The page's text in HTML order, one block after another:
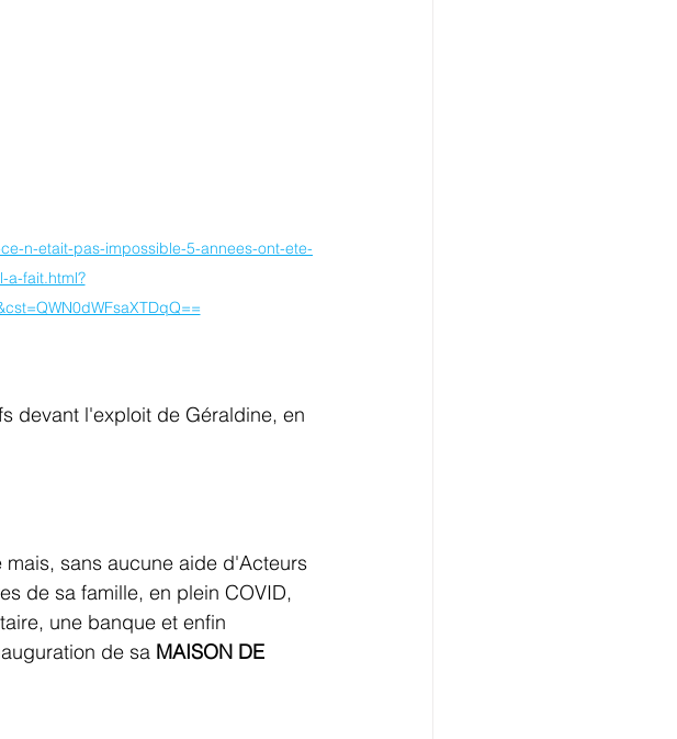
n-etait-pas-impossible-5-annees-ont-ete-
a-fait.html?
devant l'exploit de Géraldine, en
de sa famille, en plein COVID,
une banque et enfin
de sa MAISON DE